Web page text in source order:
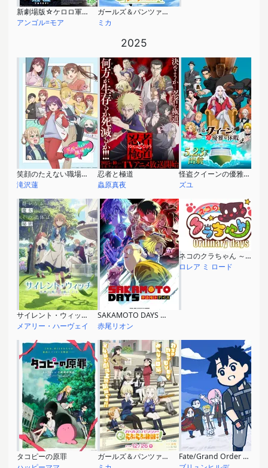
新劇場版☆ケロロ軍曹 復活して速攻地球滅亡の危機であります！
アンゴル=モア
ガールズ＆パンツァー もっとらぶらぶ作戦です！
ミカ
2025
笑顔のたえない職場です。
滝沢蓮
忍者と極道
蟲原真夜
怪盗クイーンの優雅な休暇
ズユ
サイレント・ウィッチ 沈黙の魔女の隠しごと
メアリー・ハーヴェイ
SAKAMOTO DAYS 第2クール
赤尾リオン
ネコのクラちゃん ～Ordinary days～
ロレア ミ ロード
タコピーの原罪
ガールズ＆パンツァー もっとらぶらぶ作戦です！第１幕
Fate/Grand Order 藤丸立香はわからない Season3